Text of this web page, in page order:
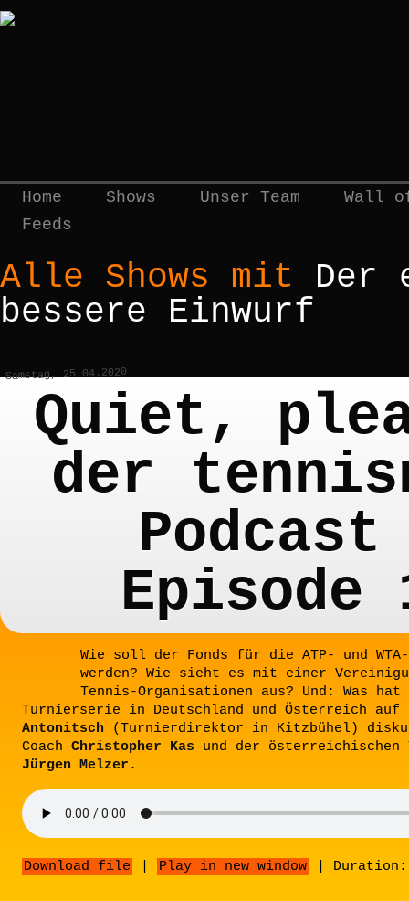
Home Shows Unser Team
Wall
Feeds
Alle Shows mit Der
bessere Einwurf
Samstag, 25.04.2020
Quiet,
der
Podcast
Episode
Wie soll der Fonds für die ATP- und
werden? Wie sieht es mit einer
Tennis-Organisationen aus? Und: Was
Turnierserie in Deutschland und Österreich
Antonitsch (Turnierdirektor in Kitzbühel)
Coach Christopher Kas und der österreichischen
Jürgen Melzer .
Download file Play in new window